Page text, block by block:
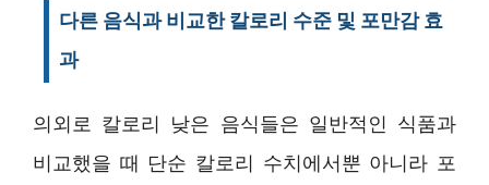
다른 음식과 비교한 칼로리 수준 및 포만감 효
과
의외로 칼로리 낮은 음식들은 일반적인 식품과
비교했을 때 단순 칼로리 수치에서뿐 아니라 포